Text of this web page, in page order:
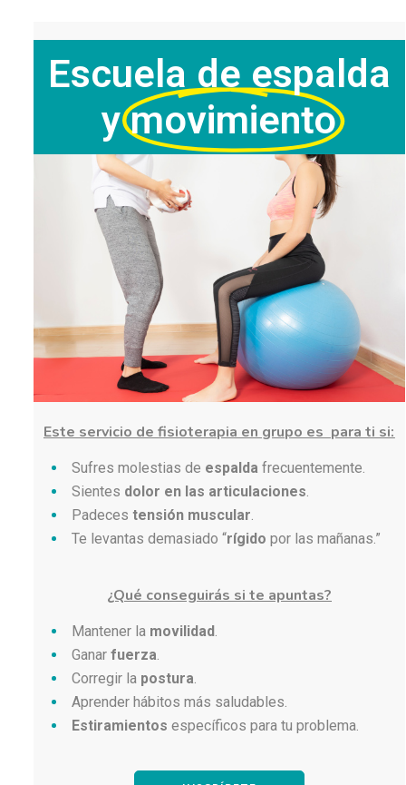
Escuela de espalda
y movimiento
Este servicio de fisioterapia en grupo es para ti si:
Sufres molestias de espalda frecuentemente.
Sientes dolor en las articulaciones.
Padecestensión muscular.
Te levantas demasiado “rígido por las mañanas.”
¿Qué conseguirás si te apuntas?
Mantener la movilidad.
Ganarfuerza.
Corregir la postura.
Aprender hábitos más saludables.
Estiramientos específicos para tu problema.